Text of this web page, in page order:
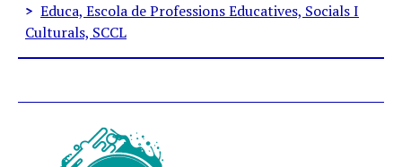
Educa, Escola de Professions Educatives, Socials I
Culturals, SCCL